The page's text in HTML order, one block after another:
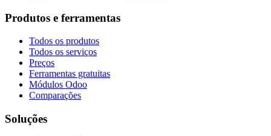
Produtos e ferramentas
Todos os produtos
Todos os serviços
Preços
Ferramentas gratuitas
Módulos Odoo
Comparações
Soluções